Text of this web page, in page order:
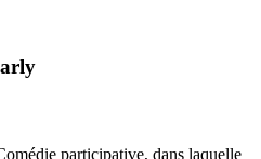
participative, dans laquelle